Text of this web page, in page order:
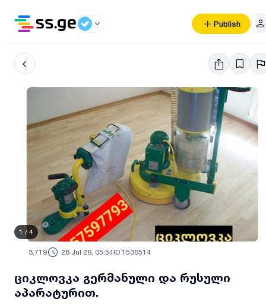
Publish
1 / 4
3,719 28 Jul 26, 05:54ID 1536514
ციკლოვკა გერმანული და რუსული
აპარატურით.